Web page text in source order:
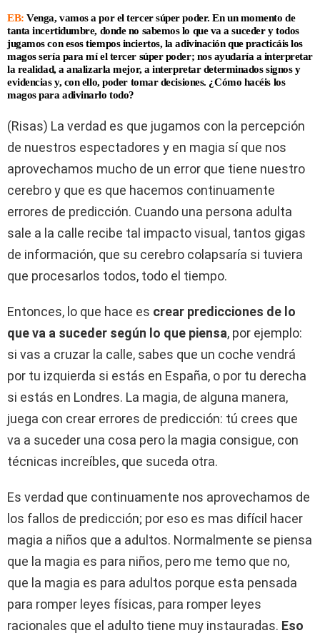
EB: Venga, vamos a por el tercer súper poder. En un momento de
tanta incertidumbre, donde no sabemos lo que va a suceder y todos
jugamos con esos tiempos inciertos, la adivinación que practicáis los
magos sería para mí el tercer súper poder; nos ayudaría a interpretar
la realidad, a analizarla mejor, a interpretar determinados signos y
evidencias y, con ello, poder tomar decisiones. ¿Cómo hacéis los
magos para adivinarlo todo?
(Risas) La verdad es que jugamos con la percepción
de nuestros espectadores y en magia sí que nos
aprovechamos mucho de un error que tiene nuestro
cerebro y que es que hacemos continuamente
errores de predicción. Cuando una persona adulta
sale a la calle recibe tal impacto visual, tantos gigas
de información, que su cerebro colapsaría si tuviera
que procesarlos todos, todo el tiempo.
Entonces, lo que hace es crear predicciones de lo
que va a suceder según lo que piensa, por ejemplo:
si vas a cruzar la calle, sabes que un coche vendrá
por tu izquierda si estás en España, o por tu derecha
si estás en Londres. La magia, de alguna manera,
juega con crear errores de predicción: tú crees que
va a suceder una cosa pero la magia consigue, con
técnicas increíbles, que suceda otra.
Es verdad que continuamente nos aprovechamos de
los fallos de predicción; por eso es mas difícil hacer
magia a niños que a adultos. Normalmente se piensa
que la magia es para niños, pero me temo que no,
que la magia es para adultos porque esta pensada
para romper leyes físicas, para romper leyes
racionales que el adulto tiene muy instauradas. Eso